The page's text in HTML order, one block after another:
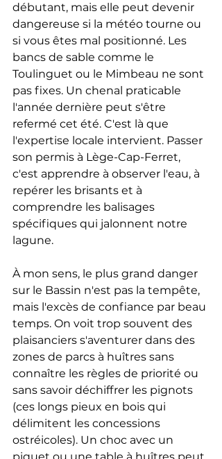
débutant, mais elle peut devenir
dangereuse si la météo tourne ou
si vous êtes mal positionné. Les
bancs de sable comme le
Toulinguet ou le Mimbeau ne sont
pas fixes. Un chenal praticable
l'année dernière peut s'être
refermé cet été. C'est là que
l'expertise locale intervient. Passer
son permis à Lège-Cap-Ferret,
c'est apprendre à observer l'eau, à
repérer les brisants et à
comprendre les balisages
spécifiques qui jalonnent notre
lagune.
À mon sens, le plus grand danger
sur le Bassin n'est pas la tempête,
mais l'excès de confiance par beau
temps. On voit trop souvent des
plaisanciers s'aventurer dans des
zones de parcs à huîtres sans
connaître les règles de priorité ou
sans savoir déchiffrer les pignots
(ces longs pieux en bois qui
délimitent les concessions
ostréicoles). Un choc avec un